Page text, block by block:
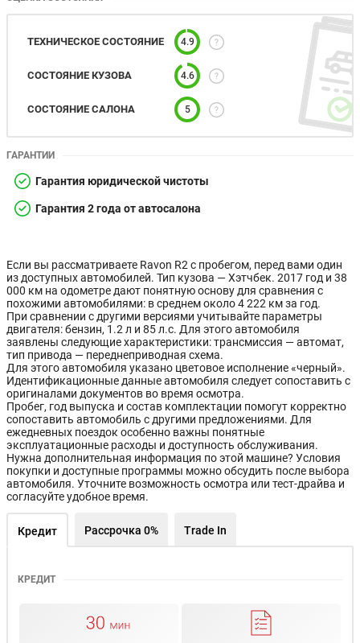
Состояние
Технические характеристики Ravon R2
ТЕХНИЧЕСКОЕ СОСТОЯНИЕ 4.9
СОСТОЯНИЕ КУЗОВА 4.6
СОСТОЯНИЕ САЛОНА 5
ГАРАНТИИ
Гарантия юридической чистоты
Гарантия 2 года от автосалона
Если вы рассматриваете Ravon R2 с пробегом, перед вами один
из доступных автомобилей. Тип кузова — Хэтчбек. 2017 год и 38
000 км на одометре дают понятную основу для сравнения с
похожими автомобилями: в среднем около 4 222 км за год.
При сравнении с другими версиями учитывайте параметры
двигателя: бензин, 1.2 л и 85 л.с. Для этого автомобиля
заявлены следующие характеристики: трансмиссия — автомат,
тип привода — переднеприводная схема.
Для этого автомобиля указано цветовое исполнение «черный».
Идентификационные данные автомобиля следует сопоставить с
оригиналами документов во время осмотра.
Пробег, год выпуска и состав комплектации помогут корректно
сопоставить автомобиль с другими предложениями. Для
ежедневных поездок особенно важны понятные
эксплуатационные расходы и доступность обслуживания.
Нужна дополнительная информация по этой машине? Условия
покупки и доступные программы можно обсудить после выбора
автомобиля. Уточните возможность осмотра или тест-драйва и
согласуйте удобное время.
Кредит Рассрочка 0% Trade In
КРЕДИТ